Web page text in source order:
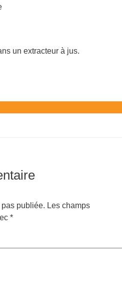
un extracteur à jus.
publiée. Les champs
*